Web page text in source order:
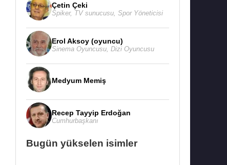
Çetin Çeki
Spiker, TV sunucusu, Spor Yöneticisi
Erol Aksoy (oyuncu)
Sinema Oyuncusu, Dizi Oyuncusu
Medyum Memiş
Recep Tayyip Erdoğan
Cumhurbaşkanı
Bugün yükselen isimler